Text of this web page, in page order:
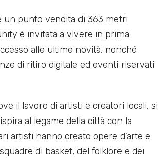
un punto vendita di 363 metri
è invitata a vivere in prima
alle ultime novità, nonché
di ritiro digitale ed eventi riservati
il lavoro di artisti e creatori locali, si
al legame della città con la
artisti hanno creato opere d’arte e
di basket, del folklore e dei